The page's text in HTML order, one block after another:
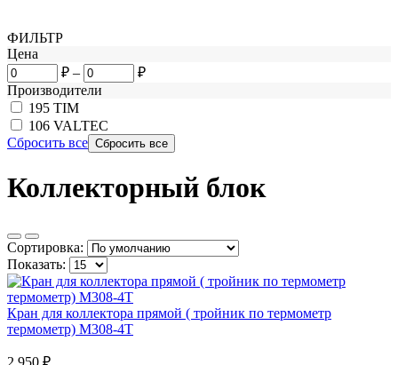
ФИЛЬТР
Цена
₽ –
₽
Производители
195 TIM
106 VALTEC
Сбросить все
Коллекторный блок
Сортировка:
Показать:
Кран для коллектора прямой ( тройник по термометр
термометр) М308-4Т
2 950 ₽